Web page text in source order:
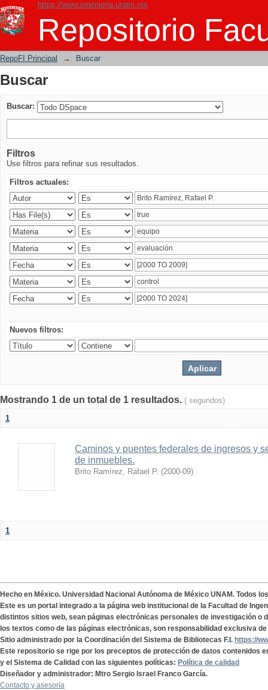
https://www.ingenieria.unam.mx
Repositorio
Buscar
RepoFI Principal → Buscar
Buscar
Buscar:
Filtros
Use filtros para refinar sus resultados.
Filtros actuales:
Nuevos filtros:
Mostrando 1 de un total de 1 resultados. ( segundos)
1
Caminos y puentes federales de ingresos y
de inmuebles.
Brito Ramírez, Rafael P. (2000-09)
1
Hecho en México. Universidad Nacional Autónoma de México UNAM. Todos
Este es un portal integrado a la página web institucional de la Facultad de
distintos sitios web, sean páginas electrónicas personales de investigación o
los textos como de las páginas electrónicas, son responsabilidad exclusiva
Sitio administrado por la Coordinación del Sistema de Bibliotecas F.I. https://
Este repositorio se rige por los preceptos de protección de datos contenidos
y el Sistema de Calidad con las siguientes políticas: Política de calidad
Diseñador y administrador: Mtro Sergio Israel Franco García.
Contacto y asesoría